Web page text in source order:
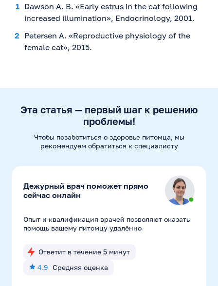
Dawson A. B. «Early estrus in the cat following
increased illumination», Endocrinology, 2001.
Petersen A. «Reproductive physiology of the
female cat», 2015.
Эта статья — первый шаг к решению
проблемы!
Чтобы позаботиться о здоровье питомца, мы
рекомендуем обратиться к специалисту
Дежурный врач поможет прямо
сейчас онлайн
Опыт и квалификация врачей позволяют оказать
помощь вашему питомцу удалённо
Ответит в течение 5 минут
4.9 Средняя оценка